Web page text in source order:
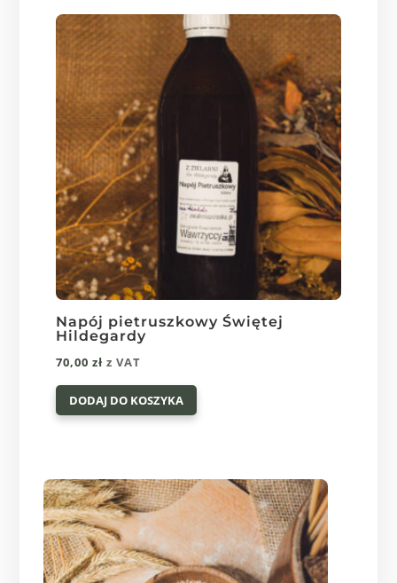
110,00 zł
wariantów.
Opcje
można
wybrać
na
produktu
Napój pietruszkowy Świętej
Hildegardy
70,00zł z VAT
DODAJ DO KOSZYKA